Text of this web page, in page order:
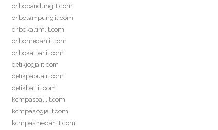
cnbcbandung.it.com
cnbclampung.it.com
cnbckaltim.it.com
cnbcmedan.it.com
cnbckalbar.it.com
detikjogja.it.com
detikpapua.it.com
detikbali.it.com
kompasbali.it.com
kompasjogja.it.com
kompasmedan.it.com